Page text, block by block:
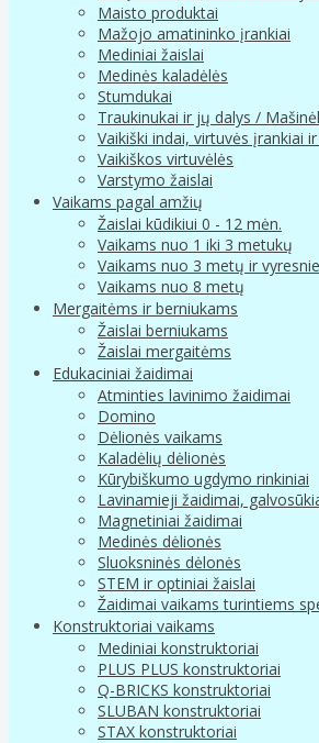
Maisto produktai
Mažojo amatininko įrankiai
Mediniai žaislai
Medinės kaladėlės
Stumdukai
Traukinukai ir jų dalys /
Vaikiški indai, virtuvės įrankiai
Vaikiškos virtuvėlės
Varstymo žaislai
Vaikams pagal amžių
Žaislai kūdikiui 0 - 12 mėn.
Vaikams nuo 1 iki 3 metukų
Vaikams nuo 3 metų ir
Vaikams nuo 8 metų
Mergaitėms ir berniukams
Žaislai berniukams
Žaislai mergaitėms
Edukaciniai žaidimai
Atminties lavinimo žaidimai
Domino
Dėlionės vaikams
Kaladėlių dėlionės
Kūrybiškumo ugdymo rinkiniai
Lavinamieji žaidimai,
Magnetiniai žaidimai
Medinės dėlionės
Sluoksninės dėlonės
STEM ir optiniai žaislai
Žaidimai vaikams turintiems
Konstruktoriai vaikams
Mediniai konstruktoriai
PLUS PLUS konstruktoriai
Q-BRICKS konstruktoriai
SLUBAN konstruktoriai
STAX konstruktoriai